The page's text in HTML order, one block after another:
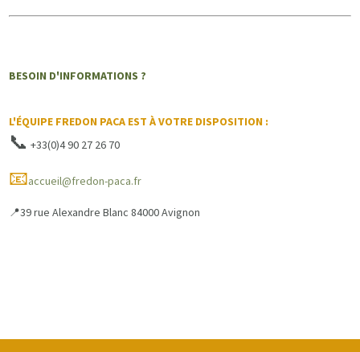
BESOIN D'INFORMATIONS ?
L'ÉQUIPE FREDON PACA EST À VOTRE DISPOSITION :
📞 +33(0)4 90 27 26 70
📧accueil@fredon-paca.fr
📍39 rue Alexandre Blanc 84000 Avignon